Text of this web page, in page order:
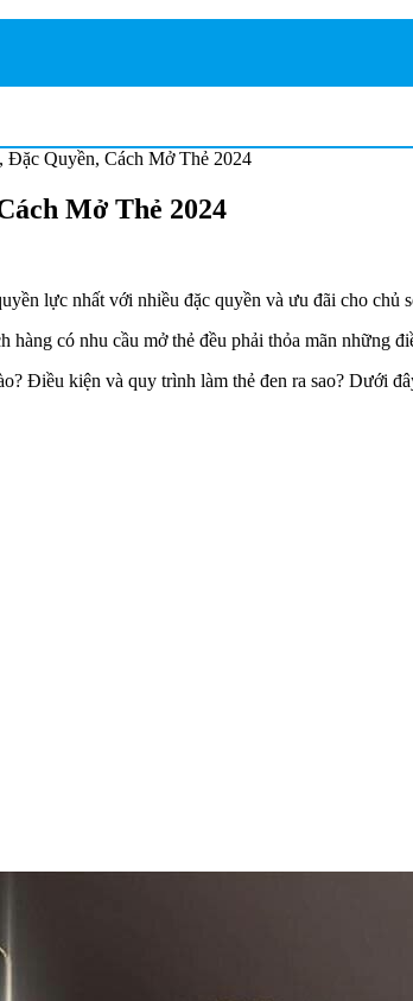
Quyền, Cách Mở Thẻ 2024
Mở Thẻ 2024
lực nhất với nhiều đặc quyền và ưu đãi cho chủ
hàng có nhu cầu mở thẻ đều phải thỏa mãn những
Điều kiện và quy trình làm thẻ đen ra sao? Dưới